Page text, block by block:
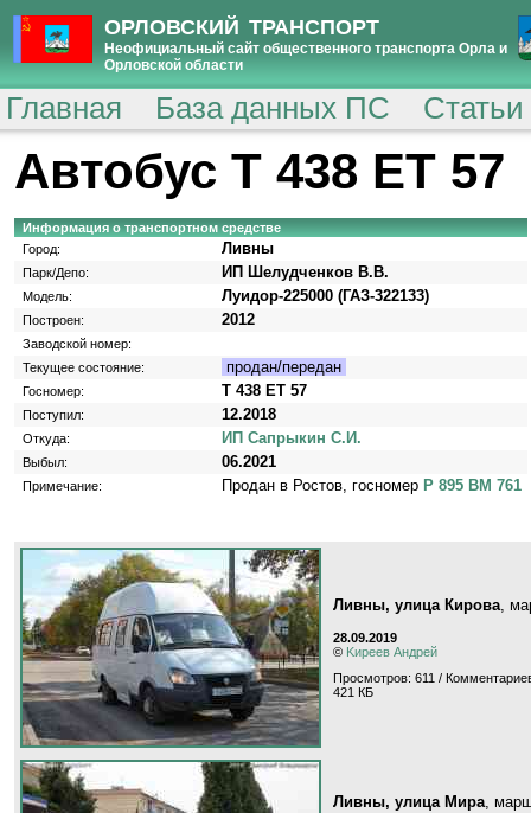
ОРЛОВСКИЙ ТРАНСПОРТ
Неофициальный сайт общественного транспорта Орла и
Орловской области
Главная База данных ПС
Автобус Т 438 ЕТ 57
Информация о транспортном средстве
Город:
Ливны
Парк/Депо: ИП Шелудченков В.В.
Модель: Луидор-225000 (ГАЗ-322133)
Построен: 2012
Заводской номер:
Текущее состояние:
продан/передан
Госномер: Т 438 ЕТ 57
Поступил: 12.2018
Откуда: ИП Сапрыкин С.И.
Выбыл: 06.2021
Примечание: Продан в Ростов, госномер Р 895 ВМ 761
Ливны, улица Кирова,
28.09.2019
© Kиpeeв Aндpeй
Просмотров: 611 /
421 КБ
Ливны, улица Мира,